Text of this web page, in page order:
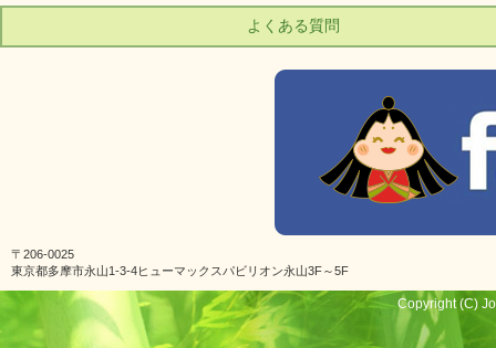
よくある質問
〒206-0025
東京都多摩市永山1-3-4ヒューマックスパビリオン永山3F～5F
Copyright (C)